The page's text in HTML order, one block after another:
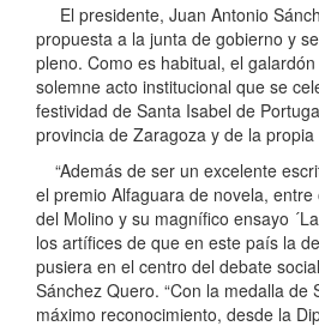
El presidente, Juan Antonio
propuesta a la junta de gobierno y
pleno. Como es habitual, el
solemne acto institucional que se
festividad de Santa Isabel de
provincia de Zaragoza y de la propia
“Además de ser un excelente
el premio Alfaguara de novela,
del Molino y su magnífico ensayo
los artífices de que en este país la
pusiera en el centro del debate
Sánchez Quero. “Con la medalla de
máximo reconocimiento, desde la